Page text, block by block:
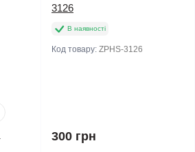
3126
В наявності
Код товару: ZPHS-3126
300 грн